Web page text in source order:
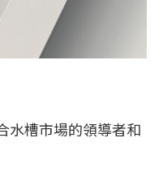
水槽市場的領導者和